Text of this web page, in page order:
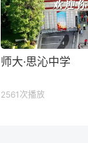
师大·思沁中学
2561次播放